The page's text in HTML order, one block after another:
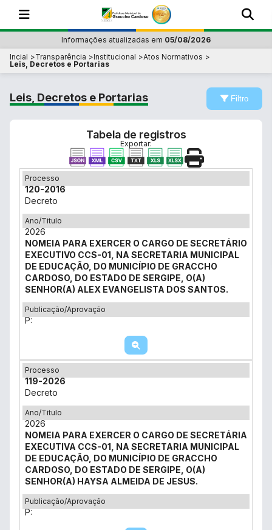
Informações atualizadas em 05/08/2026
Incial
Transparência Institucional
Atos Normativos
Leis, Decretos e Portarias
Leis, Decretos e Portarias Filtro
Tabela de registros
Exportar:
Processo
120-2016
Decreto
Ano/Titulo
2026
NOMEIA PARA EXERCER O CARGO DE SECRETÁRIO
EXECUTIVO CCS-01, NA SECRETARIA MUNICIPAL
DE EDUCAÇÃO, DO MUNICÍPIO DE GRACCHO
CARDOSO, DO ESTADO DE SERGIPE, O(A)
SENHOR(A) ALEX EVANGELISTA DOS SANTOS.
Publicação/Aprovação
P:
Processo
119-2026
Decreto
Ano/Titulo
2026
NOMEIA PARA EXERCER O CARGO DE SECRETÁRIA
EXECUTIVA CCS-01, NA SECRETARIA MUNICIPAL
DE EDUCAÇÃO, DO MUNICÍPIO DE GRACCHO
CARDOSO, DO ESTADO DE SERGIPE, O(A)
SENHOR(A) HAYSA ALMEIDA DE JESUS.
Publicação/Aprovação
P: